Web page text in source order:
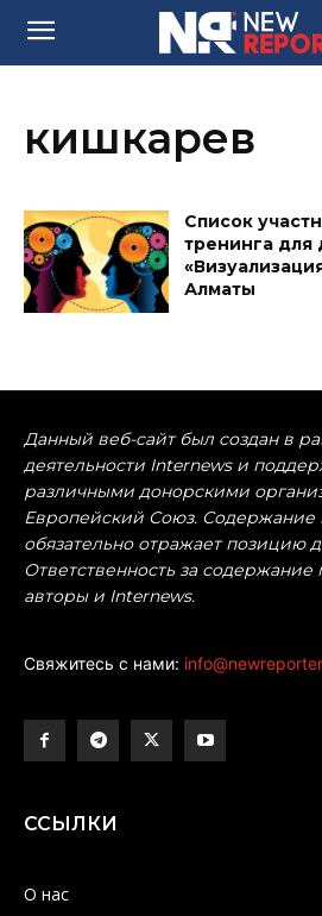
кишкарев
Список
тренинга для
Алматы
Данный веб-сайт был создан в
деятельности Internews и
различными донорскими
Европейский Союз. Содержание
обязательно отражает позицию
Ответственность за содержание
авторы и Internews.
Свяжитесь с нами:
ССЫЛКИ
О нас